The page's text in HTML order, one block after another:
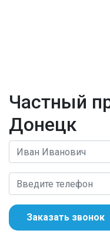
Частный
Донецк
Заказать звонок